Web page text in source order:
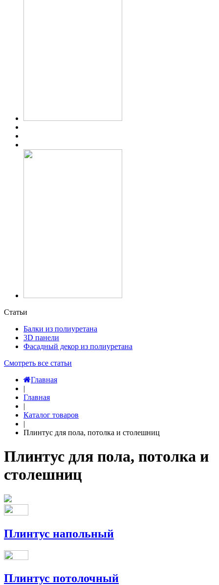
Статьи
Балки из полиуретана
3D панели
Фасадный декор из полиуретана
Смотреть все статьи
Главная
|
Главная
|
Каталог товаров
|
Плинтус для пола, потолка и столешниц
Плинтус для пола, потолка и
столешниц
Плинтус напольный
Плинтус потолочный